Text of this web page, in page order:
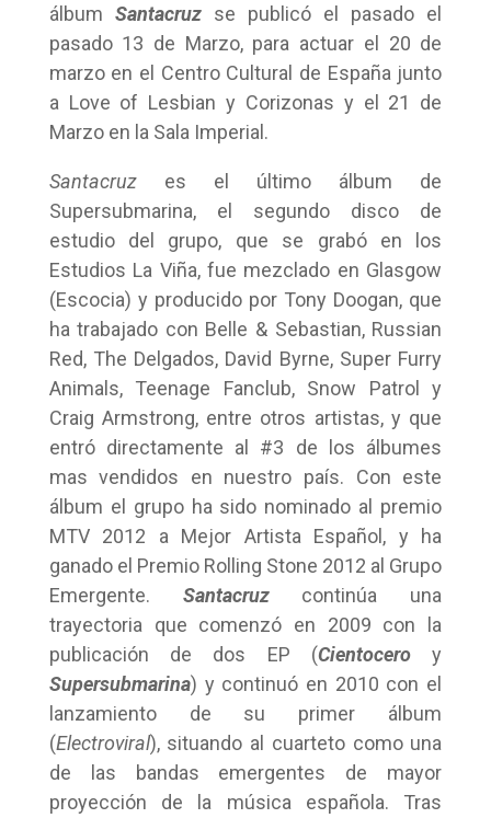
álbum Santacruz se publicó el pasado el
pasado 13 de Marzo, para actuar el 20 de
marzo en el Centro Cultural de España junto
a Love of Lesbian y Corizonas y el 21 de
Marzo en la Sala Imperial.
Santacruz es el último álbum de
Supersubmarina, el segundo disco de
estudio del grupo, que se grabó en los
Estudios La Viña, fue mezclado en Glasgow
(Escocia) y producido por Tony Doogan, que
ha trabajado con Belle & Sebastian, Russian
Red, The Delgados, David Byrne, Super Furry
Animals, Teenage Fanclub, Snow Patrol y
Craig Armstrong, entre otros artistas, y que
entró directamente al #3 de los álbumes
mas vendidos en nuestro país. Con este
álbum el grupo ha sido nominado al premio
MTV 2012 a Mejor Artista Español, y ha
ganado el Premio Rolling Stone 2012 al Grupo
Emergente. Santacruz continúa una
trayectoria que comenzó en 2009 con la
publicación de dos EP (Cientoceroy
Supersubmarina) y continuó en 2010 con el
lanzamiento de su primer álbum
(Electroviral), situando al cuarteto como una
de las bandas emergentes de mayor
proyección de la música española. Tras